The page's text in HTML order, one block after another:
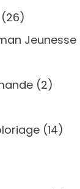
(26)
Jeunesse
(2)
(14)